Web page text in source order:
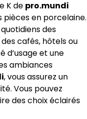
K de pro.mundi
en porcelaine.
des
cafés, hôtels ou
d’usage et une
ambiances
, vous assurez un
Vous pouvez
des choix éclairés